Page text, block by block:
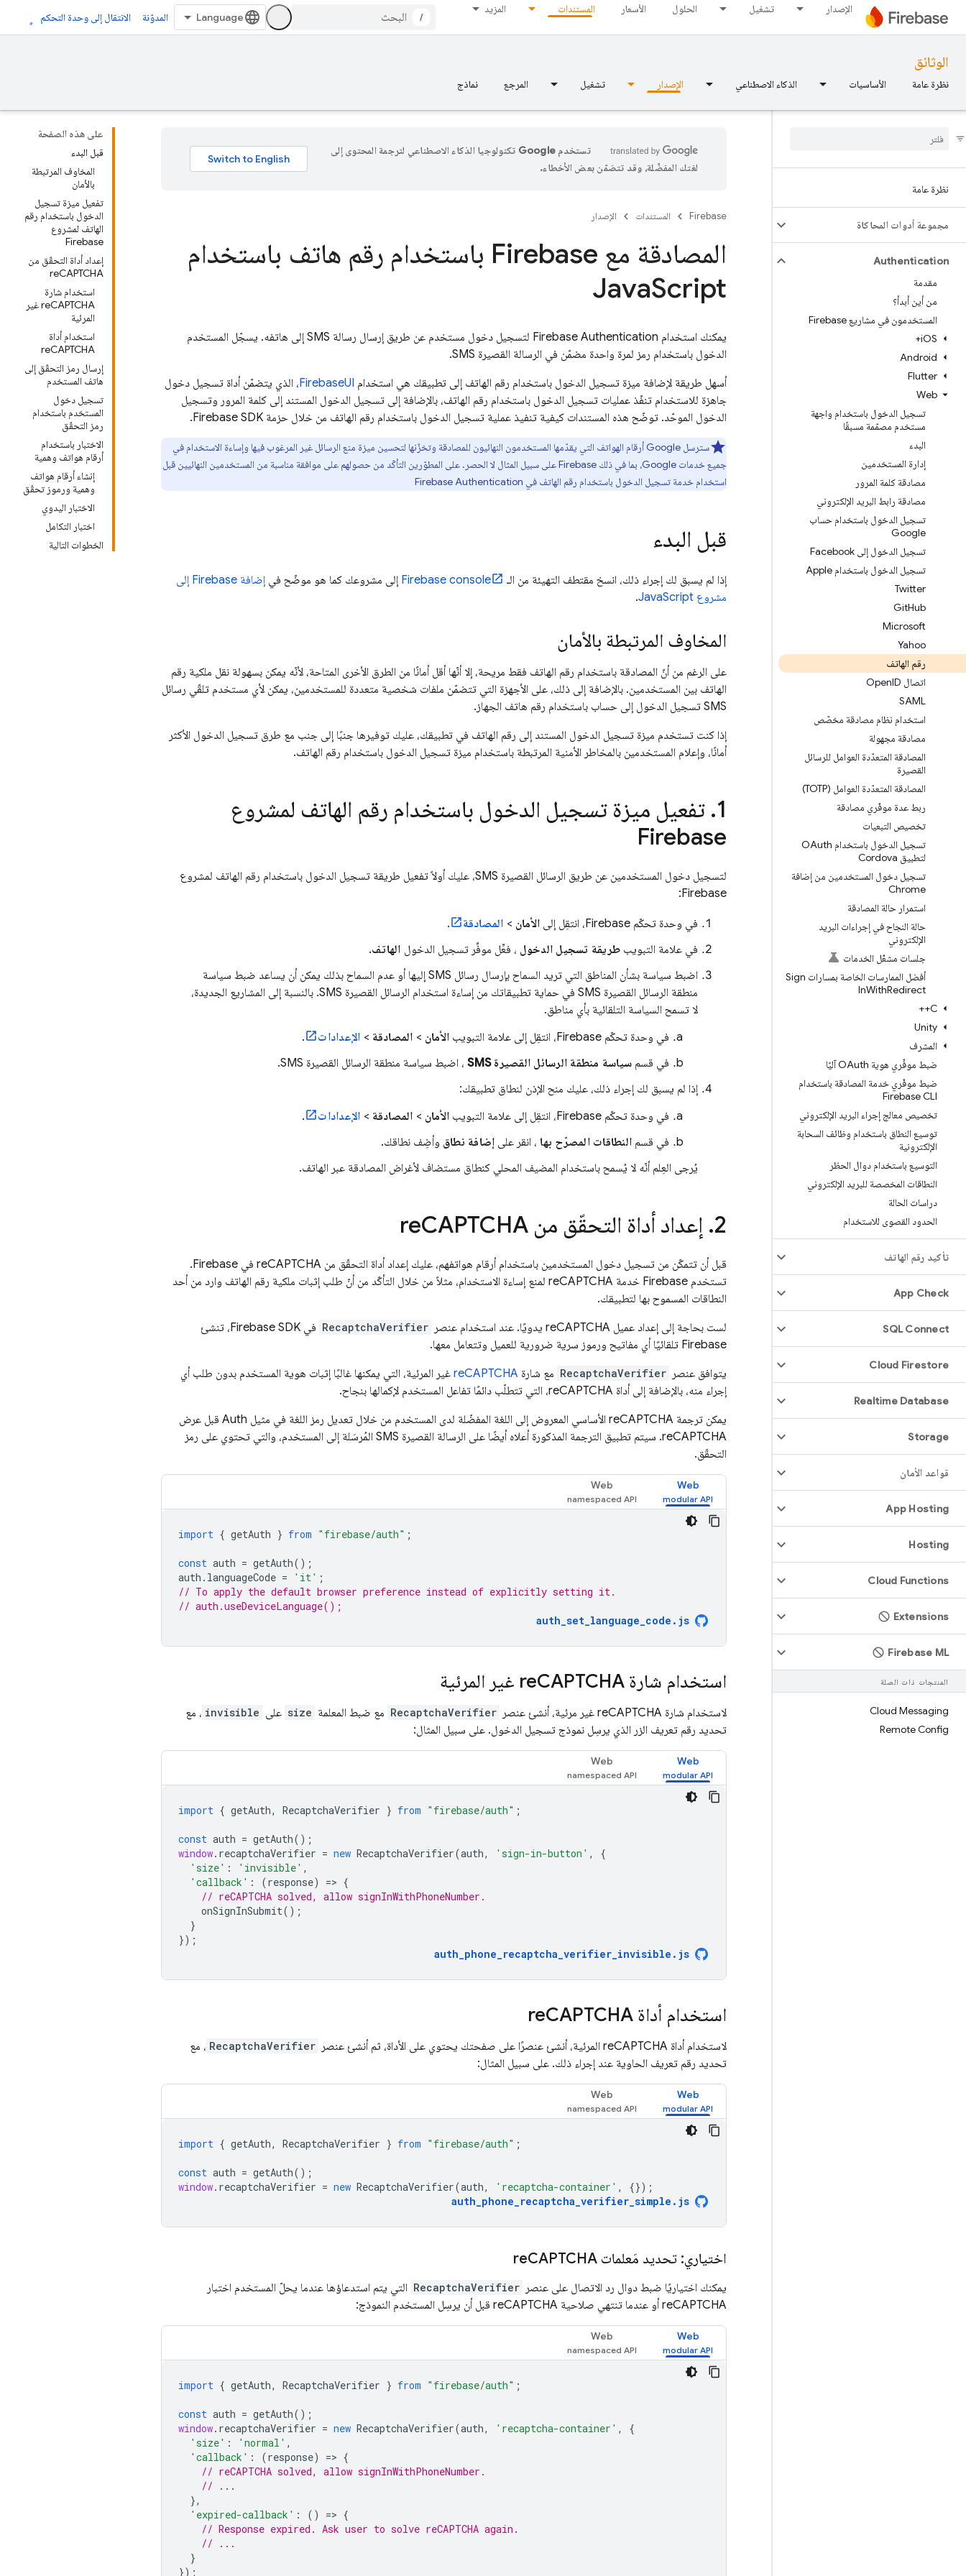
الإصدار تشغيل الحلول الأسعار المستندات المزيد
/ المدوّنة الانتقال إلى وحدة التحكم
الوثائق
نظرة عامة الأساسيات الذكاء الاصطناعي الإصدار تشغيل المرجع نماذج
نظرة عامة
مجموعة أدوات المحاكاة
Authentication
مقدمة
من أين أبدأ؟
المستخدمون في مشاريع Firebase
iOS+
Android
Flutter
Web
تسجيل الدخول باستخدام واجهة
مستخدم مصمّمة مسبقًا
البدء
إدارة المستخدمين
مصادقة كلمة المرور
مصادقة رابط البريد الإلكتروني
تسجيل الدخول باستخدام حساب
Google
تسجيل الدخول إلى Facebook
تسجيل الدخول باستخدام Apple
Twitter
GitHub
Microsoft
Yahoo
رقم الهاتف
اتصال Open ID
SAML
استخدام نظام مصادقة مخصّص
مصادقة مجهولة
المصادقة المتعدّدة العوامل للرسائل
القصيرة
المصادقة المتعدّدة العوامل (TOTP)
ربط عدة موفّري مصادقة
تخصيص التبعيات
تسجيل الدخول باستخدام OAuth
لتطبيق Cordova
تسجيل دخول المستخدمين من إضافة
Chrome
استمرار حالة المصادقة
حالة النجاح في إجراءات البريد
الإلكتروني
جلسات مشغّل الخدمات
أفضل الممارسات الخاصة بمسارات Sign
InWithRedirect
C++
Unity
المشرف
ضبط موفِّري هوية OAuth آليًا
ضبط موفّري خدمة المصادقة باستخدام
Firebase CLI
تخصيص معالج إجراء البريد الإلكتروني
توسيع النطاق باستخدام وظائف السحابة
الإلكترونية
التوسيع باستخدام دوال الحظر
النطاقات المخصصة للبريد الإلكتروني
دراسات الحالة
الحدود القصوى للاستخدام
تأكيد رقم الهاتف
App Check
SQL Connect
Cloud Firestore
Realtime Database
Storage
قواعد الأمان
App Hosting
Hosting
Cloud Functions
Extensions
Firebase ML
المنتجات ذات الصلة
Cloud Messaging
Remote Config
على هذه الصفحة
قبل البدء
المخاوف المرتبطة
بالأمان
تفعيل ميزة تسجيل
الدخول باستخدام رقم
الهاتف لمشروع
Firebase
إعداد أداة التحقّق من
reCAPTCHA
استخدام شارة
reCAPTCHA غير
المرئية
استخدام أداة
reCAPTCHA
إرسال رمز التحقّق إلى
هاتف المستخدم
تسجيل دخول
المستخدم باستخدام
رمز التحقّق
الاختبار باستخدام
أرقام هواتف وهمية
إنشاء أرقام هواتف
وهمية ورموز تحقّق
الاختبار اليدوي
اختبار التكامل
الخطوات التالية
تستخدم Google تكنولوجيا الذكاء الاصطناعي لترجمة المحتوى إلى
لغتك المفضّلة، وقد تتضمّن بعض الأخطاء.
Firebase المستندات الإصدار
المصادقة مع Firebase باستخدام رقم هاتف باستخدام
JavaScript
يمكنك استخدام Firebase Authentication
لتسجيل دخول مستخدم عن طريق إرسال رسالة SMS إلى هاتفه. يسجّل المستخدم
الدخول باستخدام رمز لمرة واحدة مضمّن في الرسالة القصيرة SMS.
أسهل طريقة لإضافة ميزة تسجيل الدخول باستخدام رقم الهاتف إلى تطبيقك هي استخدام FirebaseUI، الذي يتضمّن أداة تسجيل دخول
جاهزة للاستخدام تنفّذ عمليات تسجيل الدخول باستخدام رقم الهاتف، بالإضافة إلى تسجيل الدخول المستند إلى كلمة المرور وتسجيل
الدخول الموحّد. توضّح هذه المستندات كيفية تنفيذ عملية تسجيل الدخول باستخدام رقم الهاتف من خلال حزمة Firebase SDK.
سترسل Google أرقام الهواتف التي يقدّمها المستخدمون النهائيون للمصادقة وتخزّنها لتحسين ميزة منع الرسائل غير المرغوب فيها وإساءة الاستخدام في
جميع خدمات Google، بما في ذلك Firebase على سبيل المثال لا الحصر. على المطوّرين التأكّد من حصولهم على موافقة مناسبة من المستخدمين النهائيين قبل
استخدام خدمة تسجيل الدخول باستخدام رقم الهاتف في Firebase Authentication
قبل البدء
إذا لم يسبق لك إجراء ذلك، انسخ مقتطف التهيئة من الـ Firebase console إلى مشروعك كما هو موضّح في
إضافة Firebase إلى
مشروع JavaScript
.
المخاوف المرتبطة بالأمان
على الرغم من أنّ المصادقة باستخدام رقم الهاتف فقط مريحة، إلا أنّها أقل أمانًا من الطرق الأخرى المتاحة، لأنّه يمكن بسهولة نقل ملكية رقم
الهاتف بين المستخدمين. بالإضافة إلى ذلك، على الأجهزة التي تتضمّن ملفات شخصية متعددة للمستخدمين، يمكن لأي مستخدم تلقّي رسائل
SMS تسجيل الدخول إلى حساب باستخدام رقم هاتف الجهاز.
إذا كنت تستخدم ميزة تسجيل الدخول المستند إلى رقم الهاتف في تطبيقك، عليك توفيرها جنبًا إلى جنب مع طرق تسجيل الدخول الأكثر
أمانًا، وإعلام المستخدمين بالمخاطر الأمنية المرتبطة باستخدام ميزة تسجيل الدخول باستخدام رقم الهاتف.
تفعيل ميزة تسجيل الدخول باستخدام رقم الهاتف لمشروع
Firebase
لتسجيل دخول المستخدمين عن طريق الرسائل القصيرة SMS، عليك أولاً تفعيل طريقة تسجيل الدخول باستخدام رقم الهاتف لمشروع
Firebase:
في وحدة تحكّم Firebase، انتقِل إلى الأمان > المصادقة
.
في علامة التبويب طريقة تسجيل الدخول ، فعِّل موفِّر تسجيل الدخول الهاتف.
اضبط سياسة بشأن المناطق التي تريد السماح بإرسال رسائل SMS إليها أو عدم السماح بذلك يمكن أن يساعد ضبط سياسة
منطقة الرسائل القصيرة SMS في حماية تطبيقاتك من إساءة استخدام الرسائل القصيرة SMS. بالنسبة إلى المشاريع الجديدة،
لا تسمح السياسة التلقائية بأي مناطق.
في وحدة تحكّم Firebase، انتقِل إلى علامة التبويب الأمان > المصادقة > الإعدادات
.
في قسم سياسة منطقة الرسائل القصيرة SMS
، اضبط سياسة منطقة الرسائل القصيرة SMS.
إذا لم يسبق لك إجراء ذلك، عليك منح الإذن لنطاق تطبيقك:
في وحدة تحكّم Firebase، انتقِل إلى علامة التبويب الأمان > المصادقة > الإعدادات
.
في قسم النطاقات المصرّح بها ، انقر على إضافة نطاق وأضِف نطاقك.
يُرجى العِلم أنّه لا يُسمح باستخدام المضيف المحلي كنطاق مستضاف لأغراض المصادقة عبر الهاتف.
إعداد أداة التحقّق من re CAPTCHA
قبل أن تتمكّن من تسجيل دخول المستخدمين باستخدام أرقام هواتفهم، عليك إعداد أداة التحقّق من reCAPTCHA في Firebase.
تستخدم Firebase خدمة reCAPTCHA لمنع إساءة الاستخدام، مثلاً من خلال التأكّد من أنّ طلب إثبات ملكية رقم الهاتف وارد من أحد
النطاقات المسموح بها لتطبيقك.
لست بحاجة إلى إعداد عميل reCAPTCHA يدويًا. عند استخدام عنصر
RecaptchaVerifier
في Firebase SDK، تنشئ
Firebase تلقائيًا أي مفاتيح ورموز سرية ضرورية للعميل وتتعامل معها.
يتوافق عنصر RecaptchaVerifier مع شارة reCAPTCHA غير المرئية، التي يمكنها غالبًا إثبات هوية المستخدم بدون طلب أي
إجراء منه، بالإضافة إلى أداة reCAPTCHA، التي تتطلّب دائمًا تفاعل المستخدم لإكمالها بنجاح.
يمكن ترجمة reCAPTCHA الأساسي المعروض إلى اللغة المفضّلة لدى المستخدم من خلال تعديل رمز اللغة في مثيل Auth قبل عرض
reCAPTCHA. سيتم تطبيق الترجمة المذكورة أعلاه أيضًا على الرسالة القصيرة SMS المُرسَلة إلى المستخدم، والتي تحتوي على رمز
التحقّق.
Web
Web
import { getAuth } from "firebase/auth" ;
const auth = getAuth();
auth . languageCode = 'it' ;
// To apply the default browser preference instead of explicitly setting it.
// auth.useDeviceLanguage();
auth_set_language_code.js
استخدام شارة re CAPTCHA غير المرئية
لاستخدام شارة reCAPTCHA غير مرئية، أنشئ عنصر RecaptchaVerifier مع ضبط المعلمة size على invisible ، مع
تحديد رقم تعريف الزر الذي يرسِل نموذج تسجيل الدخول. على سبيل المثال:
Web
Web
import { getAuth, RecaptchaVerifier } from "firebase/auth" ;
const auth = getAuth();
window. recaptchaVerifier = new RecaptchaVerifier(auth, 'sign-in-button' ,
{
'size' : 'invisible' ,
'callback' : (response) => {
// reCAPTCHA solved, allow signInWithPhoneNumber.
onSignInSubmit();
}
});
auth_phone_recaptcha_verifier_invisible . js
استخدام أداة re CAPTCHA
لاستخدام أداة reCAPTCHA المرئية، أنشئ عنصرًا على صفحتك يحتوي على الأداة، ثم أنشئ عنصر RecaptchaVerifier ، مع
تحديد رقم تعريف الحاوية عند إجراء ذلك. على سبيل المثال:
Web
Web
import { getAuth, RecaptchaVerifier } from "firebase/auth" ;
const auth = getAuth();
window. recaptchaVerifier = new RecaptchaVerifier(auth, 'recaptcha-container' ,
{});
auth_phone_recaptcha_verifier_simple . js
اختياري: تحديد مَعلمات re CAPTCHA
يمكنك اختياريًا ضبط دوال رد الاتصال على عنصر RecaptchaVerifier التي يتم استدعاؤها عندما يحلّ المستخدم اختبار
reCAPTCHA أو عندما تنتهي صلاحية reCAPTCHA قبل أن يرسِل المستخدم النموذج:
Web
Web
import { getAuth, RecaptchaVerifier } from "firebase/auth" ;
const auth = getAuth();
window. recaptchaVerifier = new RecaptchaVerifier(auth, 'recaptcha-container' ,
{
'size' : 'normal' ,
'callback' : (response) => {
// reCAPTCHA solved, allow signInWithPhoneNumber.
// ...
},
'expired-callback' : () => {
// Response expired. Ask user to solve reCAPTCHA again.
// ...
}
});